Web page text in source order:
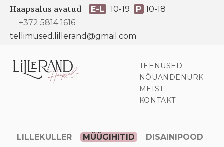
Haapsalus avatud E-L 10-19 P 10-18
+372 5814 1616
tellimused.lillerand@gmail.com
TEENUSED
NÕUANDENURK
MEIST
KONTAKT
LILLEKULLER MÜÜGIHITID DISAINIPOOD